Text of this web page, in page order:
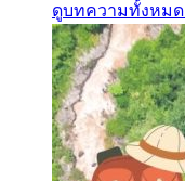
ดูบทความทั้งหมด